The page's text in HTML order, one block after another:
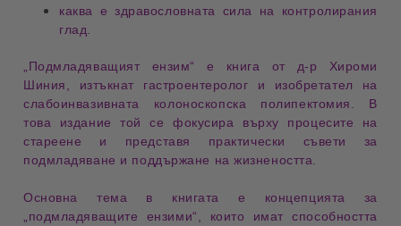
каква ездравословната сила на контролирания
глад
„Подмладяващият ензим“
е книга от д-р Хироми
Шиния, изтъкнат гастроентеролог и изобретател на
слабоинвазивната колоноскопска полипектомия
В
това издание той се фокусира върху процесите на
стареене и представя практически съвети за
подмладяване и поддържане на жизнеността.
Основна тема в книгата е концепцията за
„подмладяващите ензими“
, които имат способността